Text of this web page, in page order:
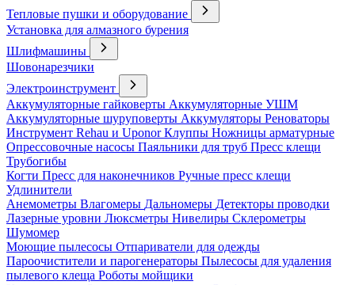
Тепловые пушки и оборудование
Установка для алмазного бурения
Шлифмашины
Шовонарезчики
Электроинструмент
Аккумуляторные гайковерты Аккумуляторные УШМ
Аккумуляторные шуруповерты Аккумуляторы Реноваторы
Инструмент Rehau и UponorКлуппы Ножницы арматурные
Опрессовочные насосы Паяльники для труб Пресс клещи
Трубогибы
Когти Пресс для наконечников Ручные пресс клещи
Удлинители
Анемометры Влагомеры Дальномеры Детекторы проводки
Лазерные уровни Люксметры Нивелиры Склерометры
Шумомер
Моющие пылесосы Отпариватели для одежды
Пароочистители и парогенераторы Пылесосы для удаления
пылевого клеща Роботы мойщики